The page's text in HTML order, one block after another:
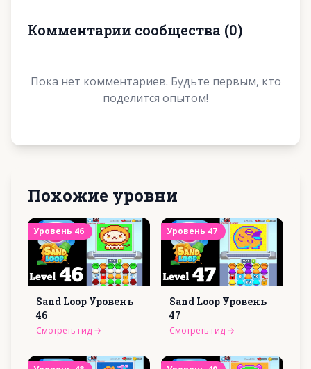
Комментарии сообщества (0)
Пока нет комментариев. Будьте первым, кто
поделится опытом!
Похожие уровни
Уровень 46
Sand Loop Уровень
46
Смотреть гид →
Уровень 47
Sand Loop Уровень
47
Смотреть гид →